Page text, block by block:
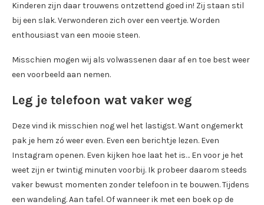
Kinderen zijn daar trouwens ontzettend goed in! Zij staan stil
bij een slak. Verwonderen zich over een veertje. Worden
enthousiast van een mooie steen.
Misschien mogen wij als volwassenen daar af en toe best weer
een voorbeeld aan nemen.
Leg je telefoon wat vaker weg
Deze vind ik misschien nog wel het lastigst. Want ongemerkt
pak je hem zó weer even. Even een berichtje lezen. Even
Instagram openen. Even kijken hoe laat het is… En voor je het
weet zijn er twintig minuten voorbij. Ik probeer daarom steeds
vaker bewust momenten zonder telefoon in te bouwen. Tijdens
een wandeling. Aan tafel. Of wanneer ik met een boek op de